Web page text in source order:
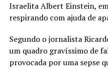
Israelita Albert Einstein,
respirando com ajuda de
Segundo o jornalista
um quadro gravíssimo de
provocada por uma sepse